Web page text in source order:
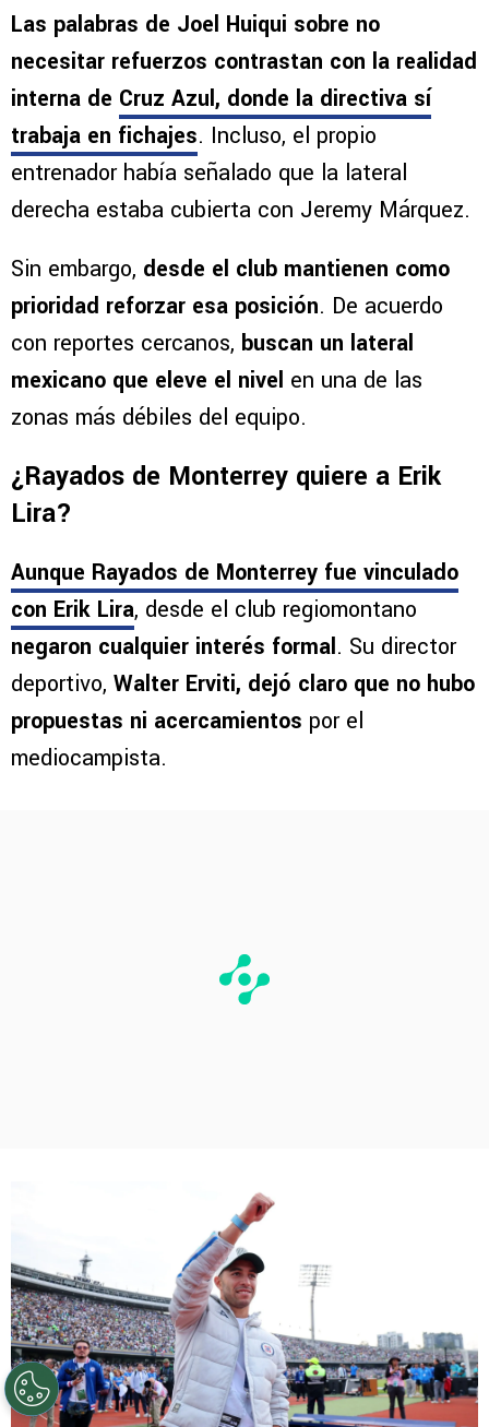
Las palabras de Joel Huiqui sobre no
necesitar refuerzos contrastan con la realidad
interna de Cruz Azul, donde la directiva sí
trabaja en fichajes. Incluso, el propio
entrenador había señalado que la lateral
derecha estaba cubierta con Jeremy Márquez.
Sin embargo, desde el club mantienen como
prioridad reforzar esa posición. De acuerdo
con reportes cercanos, buscan un lateral
mexicano que eleve el nivel en una de las
zonas más débiles del equipo.
¿Rayados de Monterrey quiere a Erik
Lira?
Aunque Rayados de Monterrey fue vinculado
con Erik Lira, desde el club regiomontano
negaron cualquier interés formal. Su director
deportivo, Walter Erviti, dejó claro que no hubo
propuestas ni acercamientos por el
mediocampista.